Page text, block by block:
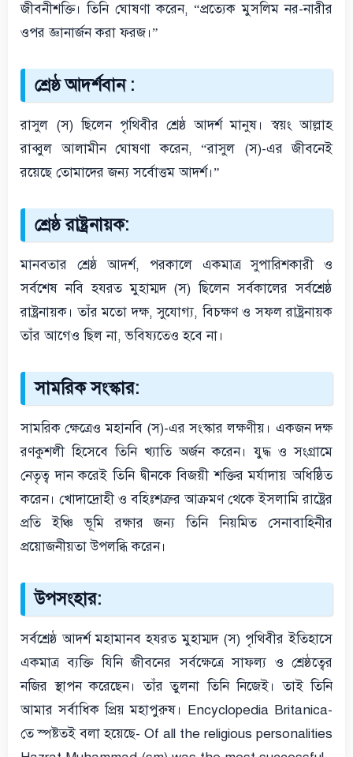
জীবনীশক্তি। তিনি ঘোষণা করেন, “প্রত্যেক মুসলিম নর-নারীর
ওপর জ্ঞানার্জন করা ফরজ।”
শ্রেষ্ঠ আদর্শবান :
রাসুল (স) ছিলেন পৃথিবীর শ্রেষ্ঠ আদর্শ মানুষ। স্বয়ং আল্লাহ
রাব্বুল আলামীন ঘোষণা করেন, “রাসুল (স)-এর জীবনেই
রয়েছে তোমাদের জন্য সর্বোত্তম আদর্শ।”
শ্রেষ্ঠ রাষ্ট্রনায়ক:
মানবতার শ্রেষ্ঠ আদর্শ, পরকালে একমাত্র সুপারিশকারী ও
সর্বশেষ নবি হযরত মুহাম্মদ (স) ছিলেন সর্বকালের সর্বশ্রেষ্ঠ
রাষ্ট্রনায়ক। তাঁর মতো দক্ষ, সুযোগ্য, বিচক্ষণ ও সফল রাষ্ট্রনায়ক
তাঁর আগেও ছিল না, ভবিষ্যতেও হবে না।
সামরিক সংস্কার:
সামরিক ক্ষেত্রেও মহানবি (স)-এর সংস্কার লক্ষণীয়। একজন দক্ষ
রণকুশলী হিসেবে তিনি খ্যাতি অর্জন করেন। যুদ্ধ ও সংগ্রামে
নেতৃত্ব দান করেই তিনি দ্বীনকে বিজয়ী শক্তির মর্যাদায় অধিষ্ঠিত
করেন। খোদাদ্রোহী ও বহিঃশত্রুর আক্রমণ থেকে ইসলামি রাষ্ট্রের
প্রতি ইঞ্চি ভূমি রক্ষার জন্য তিনি নিয়মিত সেনাবাহিনীর
প্রয়োজনীয়তা উপলব্ধি করেন।
উপসংহার:
সর্বশ্রেষ্ঠ আদর্শ মহামানব হযরত মুহাম্মদ (স) পৃথিবীর ইতিহাসে
একমাত্র ব্যক্তি যিনি জীবনের সর্বক্ষেত্রে সাফল্য ও শ্রেষ্ঠত্বের
নজির স্থাপন করেছেন। তাঁর তুলনা তিনি নিজেই। তাই তিনি
আমার সর্বাধিক প্রিয় মহাপুরুষ। Encyclopedia Britanica-
তে স্পষ্টতই বলা হয়েছে- Of all the religious personalities